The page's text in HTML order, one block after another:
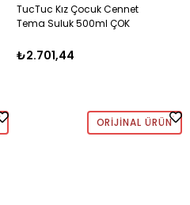
TucTuc Kız Çocuk Cennet
Tema Suluk 500ml ÇOK
₺2.701,44
ORIJINAL ÜRÜN